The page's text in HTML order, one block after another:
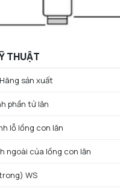
THUẬT
sản xuất
phần tử lăn
lỗ lồng con lăn
ngoài của lồng con lăn
WS